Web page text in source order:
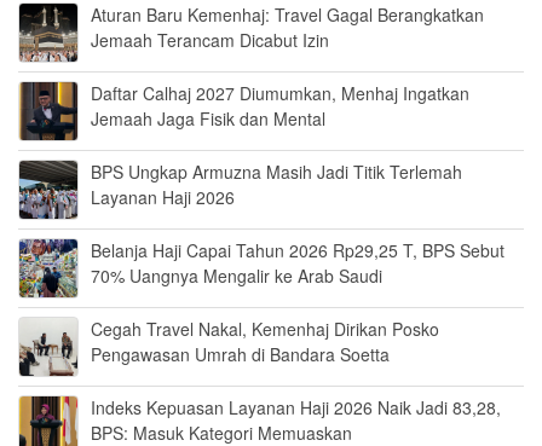
Aturan Baru Kemenhaj: Travel Gagal Berangkatkan
Jemaah Terancam Dicabut Izin
Daftar Calhaj 2027 Diumumkan, Menhaj Ingatkan
Jemaah Jaga Fisik dan Mental
BPS Ungkap Armuzna Masih Jadi Titik Terlemah
Layanan Haji 2026
Belanja Haji Capai Tahun 2026 Rp29,25 T, BPS Sebut
70% Uangnya Mengalir ke Arab Saudi
Cegah Travel Nakal, Kemenhaj Dirikan Posko
Pengawasan Umrah di Bandara Soetta
Indeks Kepuasan Layanan Haji 2026 Naik Jadi 83,28,
BPS: Masuk Kategori Memuaskan